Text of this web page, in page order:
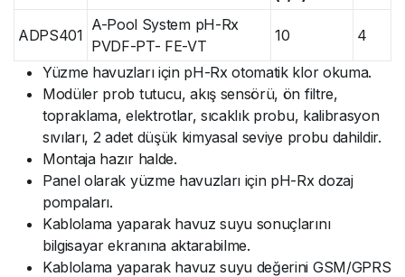
ADPS401
A-Pool System pH-Rx
PVDF-PT- FE-VT
10 4
Yüzme havuzları için pH-Rx otomatik klor okuma.
Modüler prob tutucu, akış sensörü, ön filtre,
topraklama, elektrotlar, sıcaklık probu, kalibrasyon
sıvıları, 2 adet düşük kimyasal seviye probu dahildir.
Montaja hazır halde.
Panel olarak yüzme havuzları için pH-Rx dozaj
pompaları.
Kablolama yaparak havuz suyu sonuçlarını
bilgisayar ekranına aktarabilme.
Kablolama yaparak havuz suyu değerini GSM/GPRS